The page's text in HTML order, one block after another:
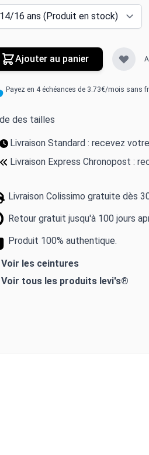
Ajouter au panier
Payez en 4 échéances de 3.73€/mois sans
des tailles
Livraison Standard : recevez
Livraison Express Chronopost :
Livraison Colissimo gratuite dès
Retour gratuit jusqu'à 100 jours
Produit 100% authentique.
Voir les ceintures
Voir tous les produits levi's®